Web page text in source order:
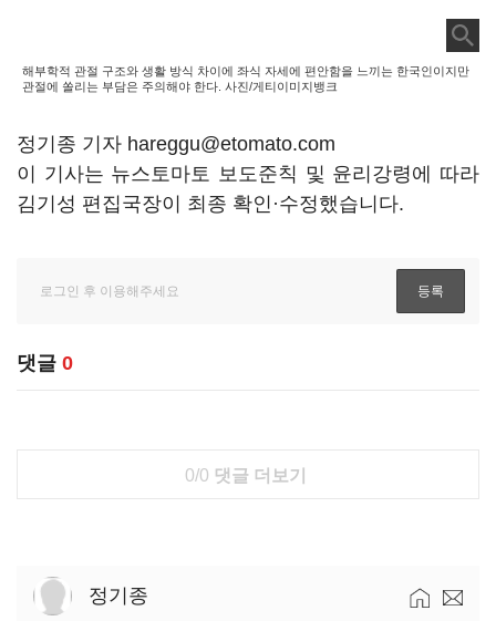
해부학적 관절 구조와 생활 방식 차이에 좌식 자세에 편안함을 느끼는 한국인이지만
관절에 쏠리는 부담은 주의해야 한다. 사진/게티이미지뱅크
정기종 기자 hareggu@etomato.com
이 기사는 뉴스토마토 보도준칙 및 윤리강령에 따라
김기성 편집국장이 최종 확인·수정했습니다.
댓글 0
0/0 댓글 더보기
정기종